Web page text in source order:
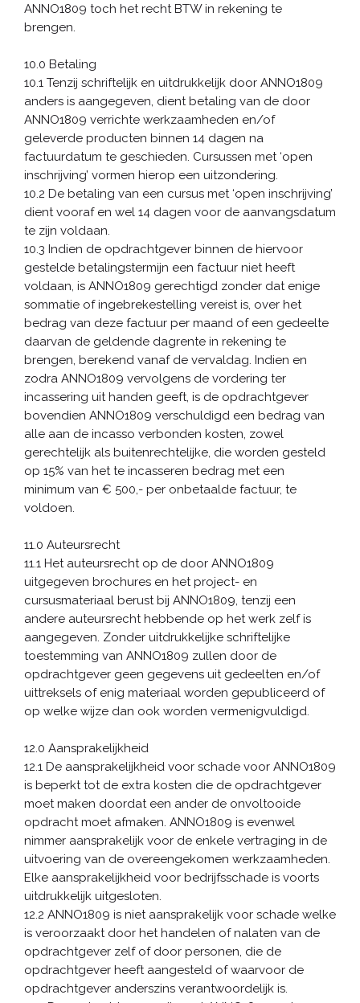
ANNO1809 toch het recht BTW in rekening te
brengen.
10.0 Betaling
10.1 Tenzij schriftelijk en uitdrukkelijk door ANNO1809
anders is aangegeven, dient betaling van de door
ANNO1809 verrichte werkzaamheden en/of
geleverde producten binnen 14 dagen na
factuurdatum te geschieden. Cursussen met ‘open
inschrijving’ vormen hierop een uitzondering.
10.2 De betaling van een cursus met ‘open inschrijving’
dient vooraf en wel 14 dagen voor de aanvangsdatum
te zijn voldaan.
10.3 Indien de opdrachtgever binnen de hiervoor
gestelde betalingstermijn een factuur niet heeft
voldaan, is ANNO1809 gerechtigd zonder dat enige
sommatie of ingebrekestelling vereist is, over het
bedrag van deze factuur per maand of een gedeelte
daarvan de geldende dagrente in rekening te
brengen, berekend vanaf de vervaldag. Indien en
zodra ANNO1809 vervolgens de vordering ter
incassering uit handen geeft, is de opdrachtgever
bovendien ANNO1809 verschuldigd een bedrag van
alle aan de incasso verbonden kosten, zowel
gerechtelijk als buitenrechtelijke, die worden gesteld
op 15% van het te incasseren bedrag met een
minimum van € 500,- per onbetaalde factuur, te
voldoen.
11.0 Auteursrecht
11.1 Het auteursrecht op de door ANNO1809
uitgegeven brochures en het project- en
cursusmateriaal berust bij ANNO1809, tenzij een
andere auteursrecht hebbende op het werk zelf is
aangegeven. Zonder uitdrukkelijke schriftelijke
toestemming van ANNO1809 zullen door de
opdrachtgever geen gegevens uit gedeelten en/of
uittreksels of enig materiaal worden gepubliceerd of
op welke wijze dan ook worden vermenigvuldigd.
12.0 Aansprakelijkheid
12.1 De aansprakelijkheid voor schade voor ANNO1809
is beperkt tot de extra kosten die de opdrachtgever
moet maken doordat een ander de onvoltooide
opdracht moet afmaken. ANNO1809 is evenwel
nimmer aansprakelijk voor de enkele vertraging in de
uitvoering van de overeengekomen werkzaamheden.
Elke aansprakelijkheid voor bedrijfsschade is voorts
uitdrukkelijk uitgesloten.
12.2 ANNO1809 is niet aansprakelijk voor schade welke
is veroorzaakt door het handelen of nalaten van de
opdrachtgever zelf of door personen, die de
opdrachtgever heeft aangesteld of waarvoor de
opdrachtgever anderszins verantwoordelijk is.